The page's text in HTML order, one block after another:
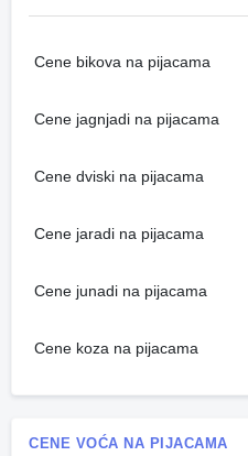
Cene bikova na pijacama
Cene jagnjadi na pijacama
Cene dviski na pijacama
Cene jaradi na pijacama
Cene junadi na pijacama
Cene koza na pijacama
CENE VOĆA NA PIJACAMA